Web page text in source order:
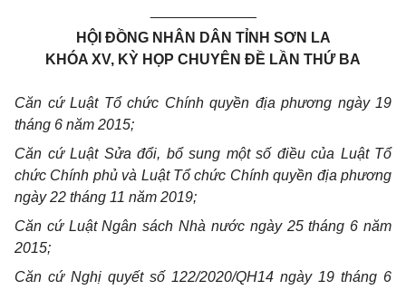
HỘI ĐỒNG NHÂN DÂN TỈNH SƠN LA
KHÓA XV, KỲ HỌP CHUYÊN ĐỀ LẦN THỨ BA
Căn cứ Luật Tổ chức Chính quyền địa phương ngày 19
tháng 6 năm 2015;
Căn cứ Luật Sửa đổi, bổ sung một số điều của Luật Tổ
chức Chính phủ và Luật Tổ chức Chính quyền địa phương
ngày 22 tháng 11 năm 2019;
Căn cứ Luật Ngân sách Nhà nước ngày 25 tháng 6 năm
2015;
Căn cứ Nghị quyết số 122/2020/QH14 ngày 19 tháng 6